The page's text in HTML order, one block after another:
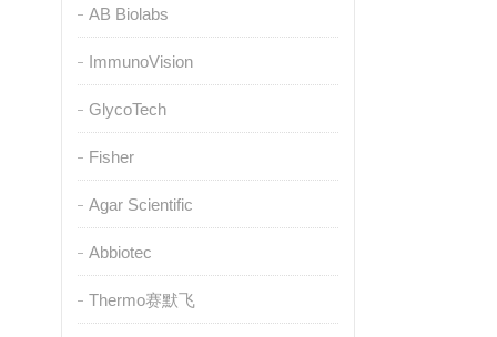
AB Biolabs
ImmunoVision
GlycoTech
Fisher
Agar Scientific
Abbiotec
Thermo赛默飞